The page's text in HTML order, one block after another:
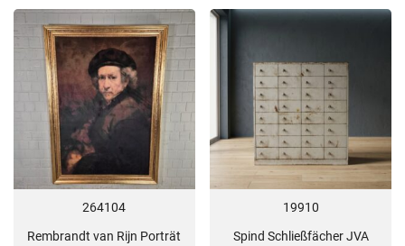
264104
Rembrandt van Rijn Porträt
19910
Spind Schließfächer JVA